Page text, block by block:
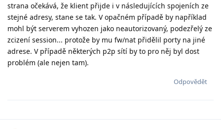
strana očekává, že klient přijde i v následujících spojeních ze
stejné adresy, stane se tak. V opačném případě by například
mohl být serverem vyhozen jako neautorizovaný, podezřelý ze
zcizení session... protože by mu fw/nat přidělil porty na jiné
adrese. V případě některých p2p sítí by to pro něj byl dost
problém (ale nejen tam).
Odpovědět